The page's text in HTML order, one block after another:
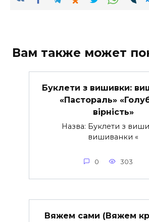
Вам также может
Буклети з вишивки:
«Пастораль»
вірність»
Назва: Буклети з
вишиванки «
0 303
Вяжем сами (Вяжем